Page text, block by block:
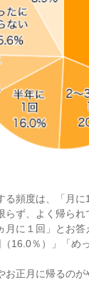
る頻度は、「月
ず、よく帰られ
に１回」とお答
16.0％）」「め
お正月に帰るの